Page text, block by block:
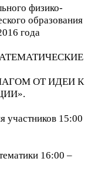
физико-
образования
года
ОТ ИДЕИ К
участников 15:00
16:00 –